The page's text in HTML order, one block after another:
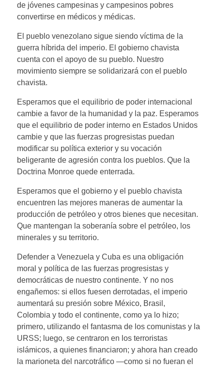
de jóvenes campesinas y campesinos pobres
convertirse en médicos y médicas.
El pueblo venezolano sigue siendo víctima de la
guerra híbrida del imperio. El gobierno chavista
cuenta con el apoyo de su pueblo. Nuestro
movimiento siempre se solidarizará con el pueblo
chavista.
Esperamos que el equilibrio de poder internacional
cambie a favor de la humanidad y la paz. Esperamos
que el equilibrio de poder interno en Estados Unidos
cambie y que las fuerzas progresistas puedan
modificar su política exterior y su vocación
beligerante de agresión contra los pueblos. Que la
Doctrina Monroe quede enterrada.
Esperamos que el gobierno y el pueblo chavista
encuentren las mejores maneras de aumentar la
producción de petróleo y otros bienes que necesitan.
Que mantengan la soberanía sobre el petróleo, los
minerales y su territorio.
Defender a Venezuela y Cuba es una obligación
moral y política de las fuerzas progresistas y
democráticas de nuestro continente. Y no nos
engañemos: si ellos fuesen derrotadas, el imperio
aumentará su presión sobre México, Brasil,
Colombia y todo el continente, como ya lo hizo;
primero, utilizando el fantasma de los comunistas y la
URSS; luego, se centraron en los terroristas
islámicos, a quienes financiaron; y ahora han creado
la marioneta del narcotráfico —como si no fueran el